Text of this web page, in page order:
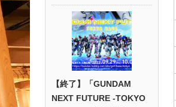
【終了】「GUNDAM
NEXT FUTURE -TOKYO